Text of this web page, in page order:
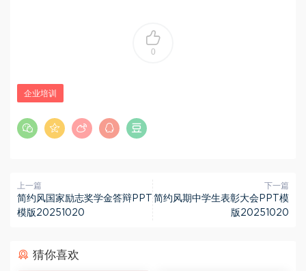
0
企业培训
上一篇
简约风国家励志奖学金答辩PPT
模版20251020
下一篇
简约风期中学生表彰大会PPT模
版20251020
猜你喜欢